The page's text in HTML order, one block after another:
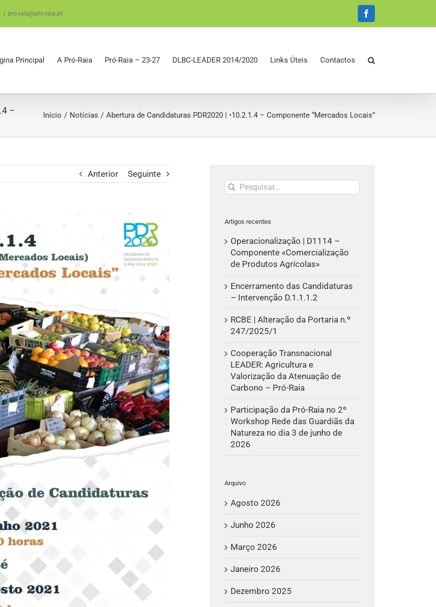
pro-raia@pro-raia.pt Facebook
Principal A Pró-Raia Pró-Raia – 23-27 DLBC-LEADER 2014/2020 Links Úteis Contactos
–
Início Notícias Abertura de Candidaturas PDR2020 | •10.2.1.4 – Componente “Mercados Locais”
Anterior Seguinte
Pesquisar
Artigos recentes
Operacionalização | D1114 –
Componente «Comercialização
de Produtos Agrícolas»
Encerramento das Candidaturas
– Intervenção D.1.1.1.2
RCBE | Alteração da Portaria n.º
247/2025/1
Cooperação Transnacional
LEADER: Agricultura e
Valorização da Atenuação de
Carbono – Pró-Raia
Participação da Pró-Raia no 2º
Workshop Rede das Guardiãs da
Natureza no dia 3 de junho de
2026
Arquivo
Agosto 2026
Junho 2026
Março 2026
Janeiro 2026
Dezembro 2025